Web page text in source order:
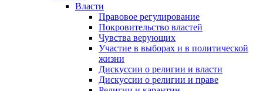
Власти
Правовое регулирование
Покровительство властей
Чувства верующих
Участие в выборах и в политической
жизни
Дискуссии о религии и власти
Дискуссии о религии и праве